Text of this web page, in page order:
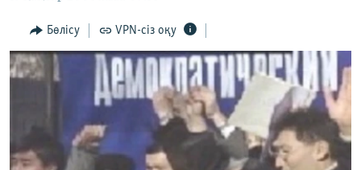
АРНАЙЫ ЖОБАЛАР
Русский
Бөлісу VPN-сіз оқу